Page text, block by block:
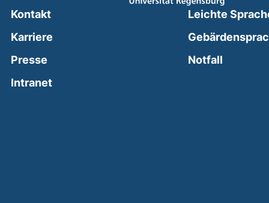
Kontakt
Karriere
Presse
Intranet(external link, opens in a new window)
Leichte
Notfall